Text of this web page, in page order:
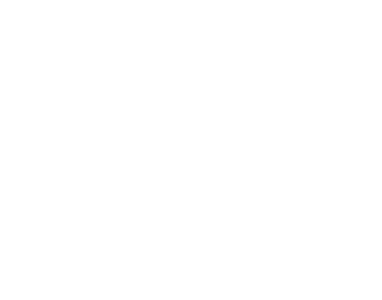
компаний и морских
моряков. Рассылка